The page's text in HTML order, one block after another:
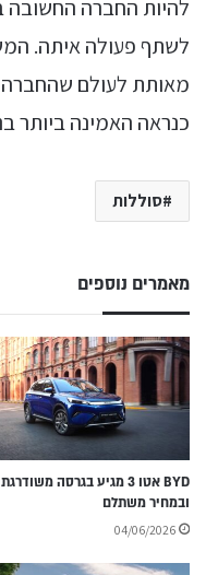
להיות החברה החשובה
לשתף פעולה איתה.
מאותת לעולם שהחברה
כנראה האמינה ביותר
סוללות
מאמרים נוספים
BYD אטו 3 מגיע בגרסה משודרגת
ובמחיר משתלם
04/06/2026